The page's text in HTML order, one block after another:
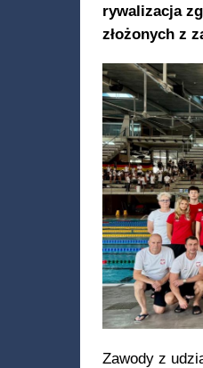
rywalizacja
złożonych z
Zawody z